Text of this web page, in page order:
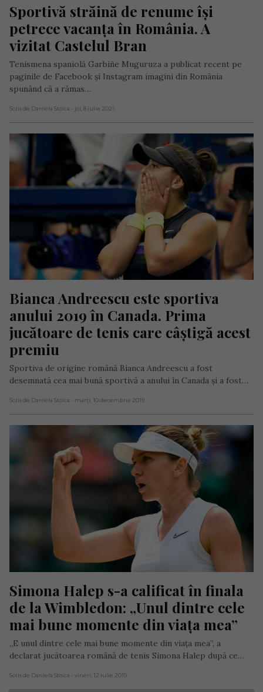
Sportivă străină de renume își
petrece vacanța în România. A
vizitat Castelul Bran
Tenismena spaniolă Garbiñe Muguruza a publicat recent pe
paginile de Facebook și Instagram imagini din România
spunând că a rămas…
Scris de Daniela Stoica - joi, 8 iulie 2021
Bianca Andreescu este sportiva
anului 2019 în Canada. Prima
jucătoare de tenis care câștigă acest
premiu
Sportiva de origine română Bianca Andreescu a fost
desemnată cea mai bună sportivă a anului în Canada și a fost…
Scris de Daniela Stoica - marți, 10 decembrie 2019
Simona Halep s-a calificat în finala
de la Wimbledon: „Unul dintre cele
mai bune momente din viaţa mea”
„E unul dintre cele mai bune momente din viaţa mea”, a
declarat jucătoarea română de tenis Simona Halep după ce…
Scris de Daniela Stoica - vineri, 12 iulie 2019